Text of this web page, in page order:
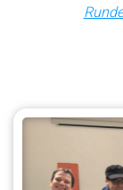
Runde